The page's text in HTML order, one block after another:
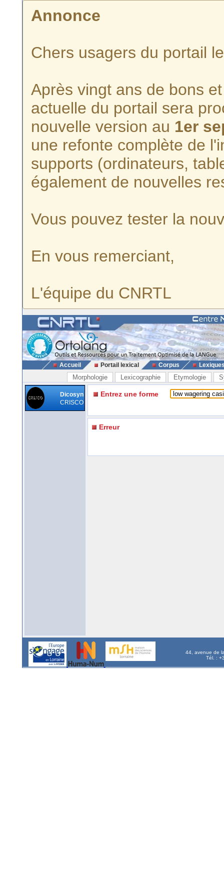
Annonce
Chers usagers du portail
Après vingt ans de bons
actuelle du portail sera
nouvelle version au 1er
une refonte complète de
supports (ordinateurs,
également de nouvelles
Vous pouvez tester la
En vous remerciant,
L'équipe du CNRTL
Accueil Portail lexical Corpus
Morphologie Lexicographie Etymologie
Dicosyn
CRISCO
Entrez une forme
Erreur
44, avenue de
Tél. :